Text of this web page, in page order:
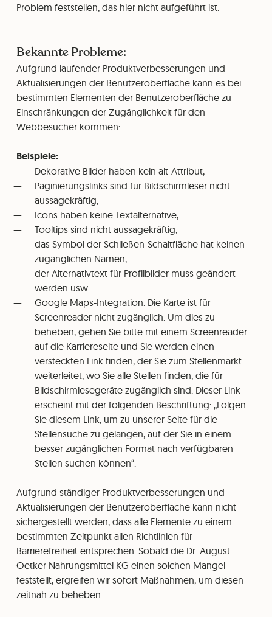
Problem feststellen, das hier nicht aufgeführt ist.
Bekannte Probleme:
Aufgrund laufender Produktverbesserungen und
Aktualisierungen der Benutzeroberfläche kann es bei
bestimmten Elementen der Benutzeroberfläche zu
Einschränkungen der Zugänglichkeit für den
Webbesucher kommen:
Beispiele:
Dekorative Bilder haben kein alt-Attribut,
Paginierungslinks sind für Bildschirmleser nicht
aussagekräftig,
Icons haben keine Textalternative,
Tooltips sind nicht aussagekräftig,
das Symbol der Schließen-Schaltfläche hat keinen
zugänglichen Namen,
der Alternativtext für Profilbilder muss geändert
werden usw.
Google Maps-Integration: Die Karte ist für
Screenreader nicht zugänglich. Um dies zu
beheben, gehen Sie bitte mit einem Screenreader
auf die Karriereseite und Sie werden einen
versteckten Link finden, der Sie zum Stellenmarkt
weiterleitet, wo Sie alle Stellen finden, die für
Bildschirmlesegeräte zugänglich sind. Dieser Link
erscheint mit der folgenden Beschriftung: „Folgen
Sie diesem Link, um zu unserer Seite für die
Stellensuche zu gelangen, auf der Sie in einem
besser zugänglichen Format nach verfügbaren
Stellen suchen können“.
Aufgrund ständiger Produktverbesserungen und
Aktualisierungen der Benutzeroberfläche kann nicht
sichergestellt werden, dass alle Elemente zu einem
bestimmten Zeitpunkt allen Richtlinien für
Barrierefreiheit entsprechen. Sobald die Dr. August
Oetker Nahrungsmittel KG einen solchen Mangel
feststellt, ergreifen wir sofort Maßnahmen, um diesen
zeitnah zu beheben.